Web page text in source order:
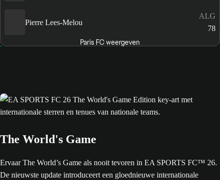
Pierre Lees-Melou
ALG
78
Paris FC weergeven
The World's Game
Ervaar The World’s Game als nooit tevoren in EA SPORTS FC™ 26.
De nieuwste update introduceert een gloednieuwe internationale